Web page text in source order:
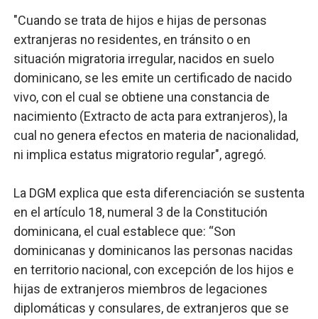
"Cuando se trata de hijos e hijas de personas
extranjeras no residentes, en tránsito o en
situación migratoria irregular, nacidos en suelo
dominicano, se les emite un certificado de nacido
vivo, con el cual se obtiene una constancia de
nacimiento (Extracto de acta para extranjeros), la
cual no genera efectos en materia de nacionalidad,
ni implica estatus migratorio regular", agregó.
La DGM explica que esta diferenciación se sustenta
en el artículo 18, numeral 3 de la Constitución
dominicana, el cual establece que: “Son
dominicanas y dominicanos las personas nacidas
en territorio nacional, con excepción de los hijos e
hijas de extranjeros miembros de legaciones
diplomáticas y consulares, de extranjeros que se